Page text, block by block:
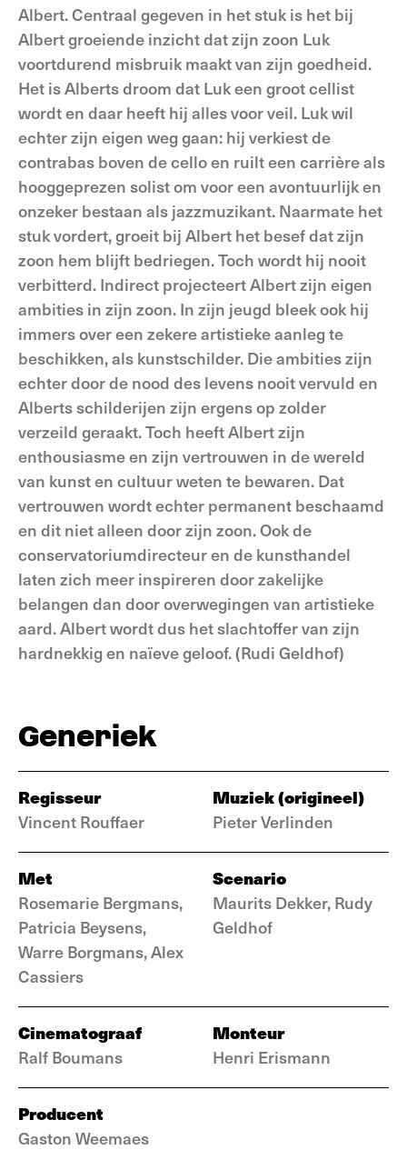
Albert. Centraal gegeven in het stuk is het bij
Albert groeiende inzicht dat zijn zoon Luk
voortdurend misbruik maakt van zijn goedheid.
Het is Alberts droom dat Luk een groot cellist
wordt en daar heeft hij alles voor veil. Luk wil
echter zijn eigen weg gaan: hij verkiest de
contrabas boven de cello en ruilt een carrière als
hooggeprezen solist om voor een avontuurlijk en
onzeker bestaan als jazzmuzikant. Naarmate het
stuk vordert, groeit bij Albert het besef dat zijn
zoon hem blijft bedriegen. Toch wordt hij nooit
verbitterd. Indirect projecteert Albert zijn eigen
ambities in zijn zoon. In zijn jeugd bleek ook hij
immers over een zekere artistieke aanleg te
beschikken, als kunstschilder. Die ambities zijn
echter door de nood des levens nooit vervuld en
Alberts schilderijen zijn ergens op zolder
verzeild geraakt. Toch heeft Albert zijn
enthousiasme en zijn vertrouwen in de wereld
van kunst en cultuur weten te bewaren. Dat
vertrouwen wordt echter permanent beschaamd
en dit niet alleen door zijn zoon. Ook de
conservatoriumdirecteur en de kunsthandel
laten zich meer inspireren door zakelijke
belangen dan door overwegingen van artistieke
aard. Albert wordt dus het slachtoffer van zijn
hardnekkig en naïeve geloof. (Rudi Geldhof)
Generiek
Regisseur
Vincent Rouffaer
Muziek (origineel)
Pieter Verlinden
Met
Rosemarie Bergmans,
Patricia Beysens,
Warre Borgmans, Alex
Cassiers
Scenario
Maurits Dekker, Rudy
Geldhof
Cinematograaf
Ralf Boumans
Monteur
Henri Erismann
Producent
Gaston Weemaes